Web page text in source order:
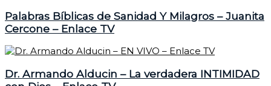
Palabras Bíblicas de Sanidad Y Milagros – Juanita
Cercone – Enlace TV
Dr. Armando Alducin – La verdadera INTIMIDAD